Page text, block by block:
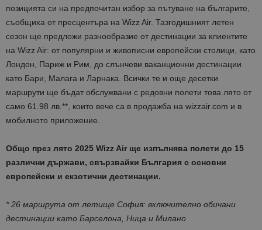
позицията си на предпочитан избор за пътуване на българите,
съобщиха от пресцентъра на Wizz Air. Тазгодишният летен
сезон ще предложи разнообразие от дестинации за клиентите
на Wizz Air: от популярни и живописни европейски столици, като
Лондон, Париж и Рим, до слънчеви ваканционни дестинации
като Бари, Малага и Ларнака. Всички те и още десетки
маршрути ще бъдат обслужвани с редовни полети това лято от
само 61.98 лв.**, които вече са в продажба на wizzair.com и в
мобилното приложение.
Общо през лято 2025 Wizz Air ще изпълнява полети до 15
различни държави, свързвайки България с основни
европейски и екзотични дестинации.
* 26 маршрута от летище София: включително обичани
дестинации като Барселона, Ница и Милано